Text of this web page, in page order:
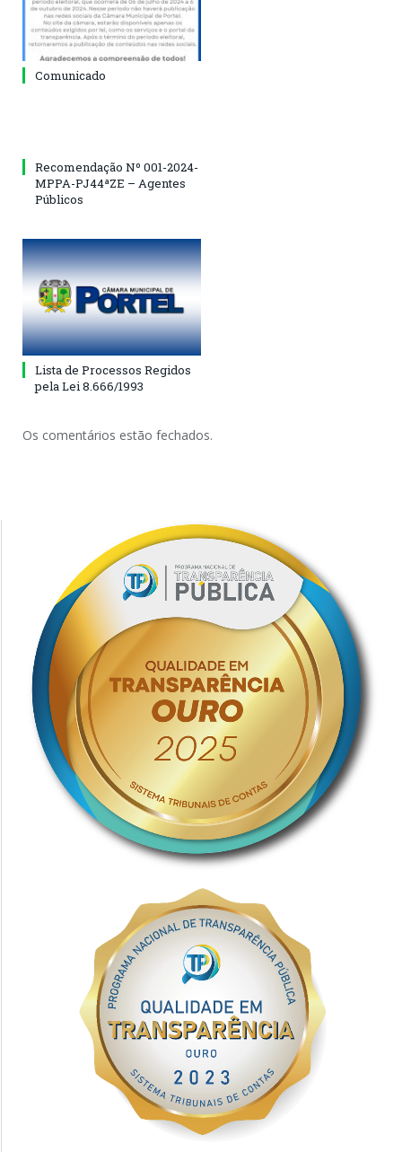
Comunicado
Recomendação Nº 001-2024-
MPPA-PJ44ªZE – Agentes
Públicos
Lista de Processos Regidos
pela Lei 8.666/1993
Os comentários estão fechados.